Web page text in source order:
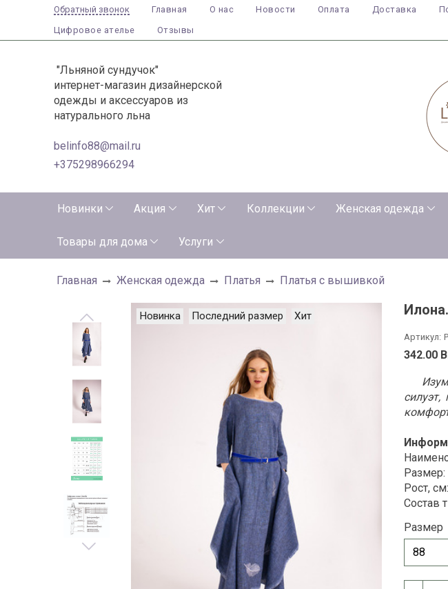
Обратный звонок Главная О нас Новости Оплата Доставка
Цифровое ателье Отзывы
"Льняной сундучок"
интернет-магазин дизайнерской
одежды и аксессуаров из
натурального льна
belinfo88@mail.ru
+375298966294
Новинки Акция Хит Коллекции Женская одежда
Товары для дома Услуги
Главная Женская одежда Платья Платья с вышивкой
Новинка Последний размер Хит
Артикул:
342.00
силуэт,
Размер:
Рост,
Состав
Размер